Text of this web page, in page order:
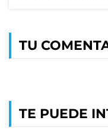
TU
TE PUEDE